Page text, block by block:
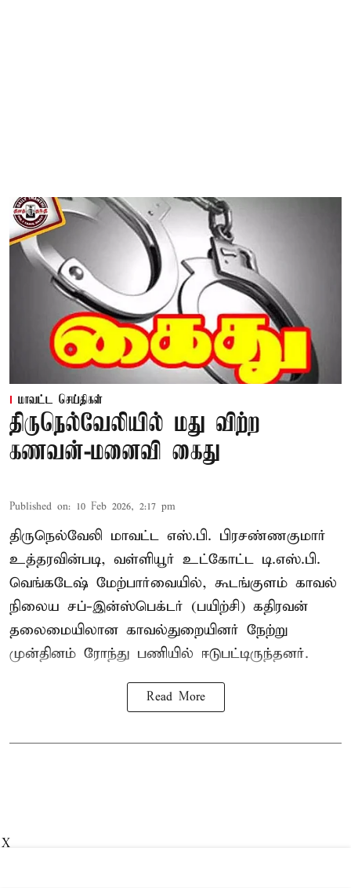
மாவட்ட செய்திகள்
திருநெல்வேலியில் மது விற்ற
கணவன்-மனைவி கைது
Published on: 10 Feb 2026, 2:17 pm
திருநெல்வேலி மாவட்ட எஸ்.பி. பிரசண்ணகுமார்
உத்தரவின்படி, வள்ளியூர் உட்கோட்ட டி.எஸ்.பி.
வெங்கடேஷ் மேற்பார்வையில், கூடங்குளம் காவல்
நிலைய சப்-இன்ஸ்பெக்டர் (பயிற்சி) கதிரவன்
தலைமையிலான காவல்துறையினர் நேற்று
முன்தினம் ரோந்து பணியில் ஈடுபட்டிருந்தனர்.
Read More
X